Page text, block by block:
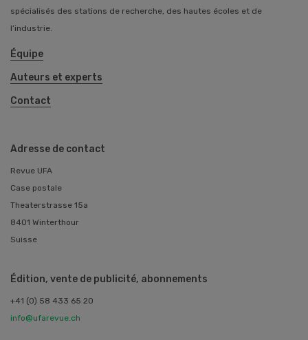
spécialisés des stations de recherche, des hautes écoles et de
l’industrie.
Équipe
Auteurs et experts
Contact
Adresse de contact
Revue UFA
Case postale
Theaterstrasse 15a
8401 Winterthour
Suisse
Édition, vente de publicité, abonnements
+41 (0) 58 433 65 20
info@ufarevue.ch